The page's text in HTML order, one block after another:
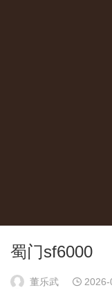
蜀门sf6000
董乐武